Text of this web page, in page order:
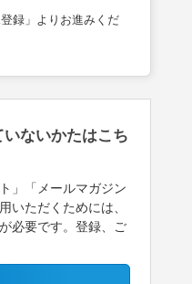
録」よりお進みくだ
ないかたはこち
」「メールマガジン
いただくためには、
必要です。登録、ご